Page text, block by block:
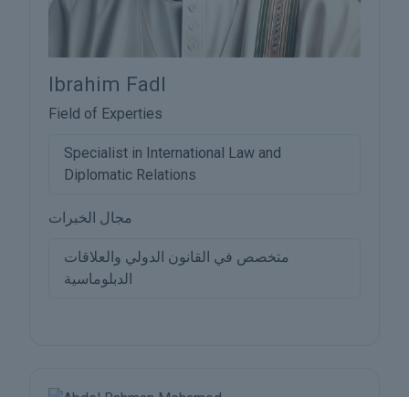
Ibrahim Fadl
Field of Experties
Specialist in International Law and
Diplomatic Relations
مجال الخبرات
متخصص في القانون الدولي والعلاقات
الدبلوماسية